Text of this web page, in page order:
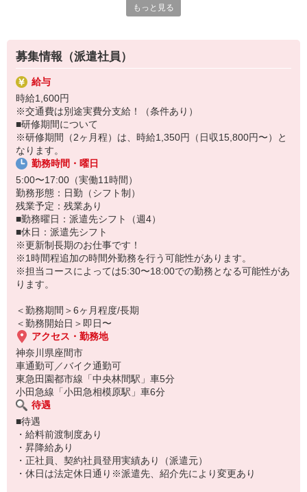
倉庫内にて商品の検品と積み込みを行い、
担当コース内の各コンビニへ
1日2回戦（1回戦6〜8件程）を配送します。
※配送エリアは担当コースによる為、未定となります。
■ポイント
週休3日で無理なく勤務♪
勤務時間がやや長めな分、
お休みはしっかりと取れます◎
趣味などに没頭してリフレッシュしましょう！
丁寧な研修もあり
サポート体制も万全◎
業務のコツなどしっかりお教えします☆
少しでも興味がありましたら
お早めにご応募くださいませ♪
もっと見る
募集情報（派遣社員）
給与
時給1,600円
※交通費は別途実費分支給！（条件あり）
■研修期間について
※研修期間（2ヶ月程）は、時給1,350円（日収15,800円〜）と
なります。
勤務時間・曜日
5:00〜17:00（実働11時間）
勤務形態：日勤（シフト制）
残業予定：残業あり
■勤務曜日：派遣先シフト（週4）
■休日：派遣先シフト
※更新制長期のお仕事です！
※1時間程追加の時間外勤務を行う可能性があります。
※担当コースによっては5:30〜18:00での勤務となる可能性があ
ります。
＜勤務期間＞6ヶ月程度/長期
＜勤務開始日＞即日〜
アクセス・勤務地
神奈川県座間市
車通勤可／バイク通勤可
東急田園都市線「中央林間駅」車5分
小田急線「小田急相模原駅」車6分
待遇
■待遇
・給料前渡制度あり
・昇降給あり
・正社員、契約社員登用実績あり（派遣元）
・休日は法定休日通り※派遣先、紹介先により変更あり